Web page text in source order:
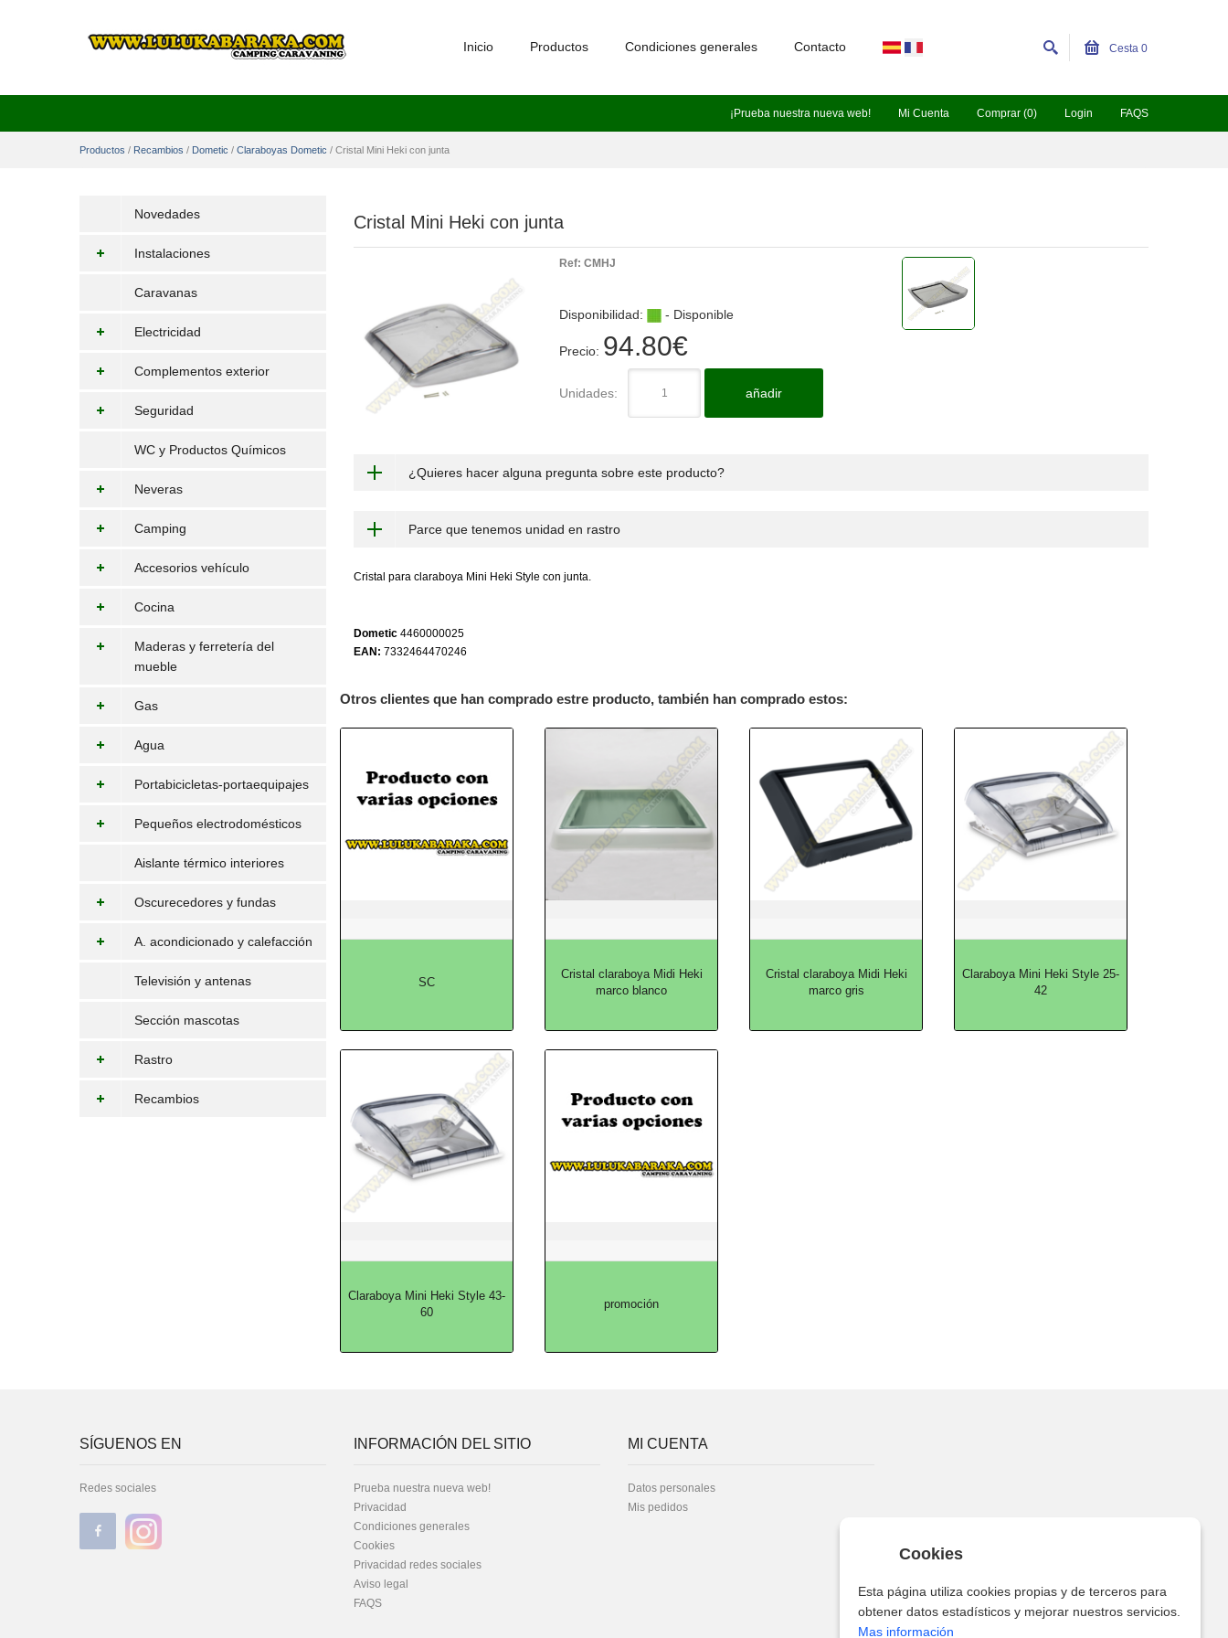
¡Prueba nuestra nueva web! Mi Cuenta Comprar (0) Login FAQS
Inicio Productos Condiciones generales Contacto Cesta 0
Productos / Recambios / Dometic / Claraboyas Dometic / Cristal Mini Heki con junta
Novedades
Instalaciones
Caravanas
Electricidad
Complementos exterior
Seguridad
WC y Productos Químicos
Neveras
Camping
Accesorios vehículo
Cocina
Maderas y ferretería del
mueble
Gas
Agua
Portabicicletas-portaequipajes
Pequeños electrodomésticos
Aislante térmico interiores
Oscurecedores y fundas
A. acondicionado y calefacción
Televisión y antenas
Sección mascotas
Rastro
Recambios
Cristal Mini Heki con junta
Ref: CMHJ
Disponibilidad: - Disponible
Precio: 94.80€
Unidades: añadir
¿Quieres hacer alguna pregunta sobre este producto?
Parce que tenemos unidad en rastro
Cristal para claraboya Mini Heki Style con junta.
Dometic 4460000025
EAN: 7332464470246
Otros clientes que han comprado estre producto, también han comprado estos:
SC
Cristal claraboya Midi Heki
marco blanco
Cristal claraboya Midi Heki
marco gris
Claraboya Mini Heki Style 25-
42
Claraboya Mini Heki Style 43-
60
promoción
SÍGUENOS EN
Redes sociales
INFORMACIÓN DEL SITIO
Prueba nuestra nueva web!
Privacidad
Condiciones generales
Cookies
Privacidad redes sociales
Aviso legal
FAQS
MI CUENTA
Datos personales
Mis pedidos
Cookies
Esta página utiliza cookies propias y de terceros para
obtener datos estadísticos y mejorar nuestros servicios.
Mas información